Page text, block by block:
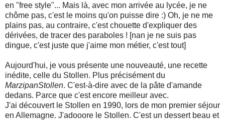
en "free style"... Mais là, avec mon arrivée au lycée, je ne
chôme pas, c'est le moins qu'on puisse dire :) Oh, je ne me
plains pas, au contraire, c'est chouette d'expliquer des
dérivées, de tracer des paraboles ! [nan je ne suis pas
dingue, c'est juste que j'aime mon métier, c'est tout]
Aujourd'hui, je vous présente une nouveauté, une recette
inédite, celle du Stollen. Plus précisément du
MarzipanStollen. C'est-à-dire avec de la pâte d'amande
dedans. Parce que c'est encore meilleur avec.
J'ai découvert le Stollen en 1990, lors de mon premier séjour
en Allemagne. J'adooore le Stollen. C'est un dessert beau et